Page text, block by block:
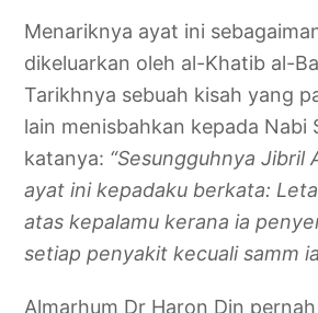
Menariknya ayat ini
dikeluarkan oleh al-Khatib al-
Tarikhnya sebuah kisah yang
lain menisbahkan kepada Nabi
katanya: “Sesungguhnya Jibril
ayat ini kepadaku berkata:
atas kepalamu kerana ia
setiap penyakit kecuali samm
Almarhum Dr Haron Din